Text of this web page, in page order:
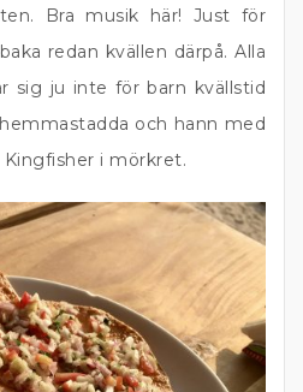
Bra musik här! Just för
redan kvällen därpå. Alla
sig ju inte för barn kvällstid
och hann med
i mörkret.